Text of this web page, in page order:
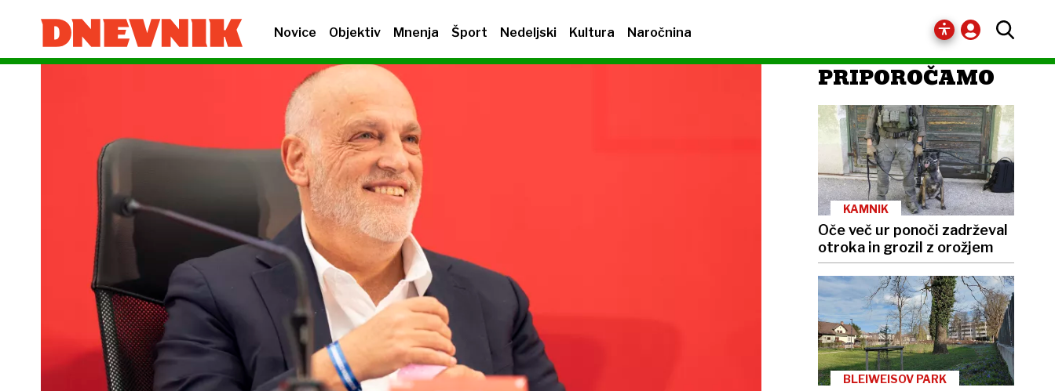
Novice Objektiv Mnenja Šport Nedeljski Kultura Naročnina
PRIPOROČAMO
KAMNIK
Oče več ur ponoči zadrževal
otroka in grozil z orožjem
BLEIWEISOV PARK